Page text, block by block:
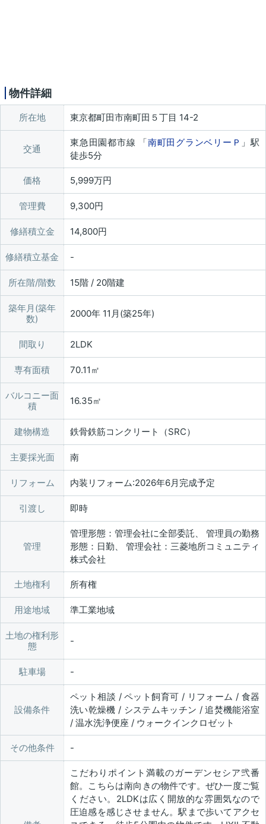
物件詳細
所在地 東京都町田市南町田５丁目 14-2
交通
東急田園都市線 「南町田グランベリーＰ 」駅
徒歩5分
価格 5,999万円
管理費 9,300円
修繕積立金 14,800円
修繕積立基金
所在階/階数 15階 / 20階建
築年月(築年
数)
2000年 11月(築25年)
間取り 2LDK
専有面積 70.11㎡
バルコニー面
積
16.35㎡
建物構造 鉄骨鉄筋コンクリート（SRC）
主要採光面 南
リフォーム 内装リフォーム:2026年6月完成予定
引渡し 即時
管理
管理形態：管理会社に全部委託、 管理員の勤務
形態：日勤、 管理会社：三菱地所コミュニティ
株式会社
土地権利 所有権
用途地域 準工業地域
土地の権利形
態
駐車場
設備条件
ペット相談 / ペット飼育可 / リフォーム / 食器
洗い乾燥機 / システムキッチン / 追焚機能浴室
/ 温水洗浄便座 / ウォークインクロゼット
その他条件
こだわりポイント満載のガーデンセシア弐番
館。こちらは南向きの物件です。ぜひ一度ご覧
ください。2LDKは広く開放的な雰囲気なので
圧迫感を感じさせません。駅まで歩いてアクセ